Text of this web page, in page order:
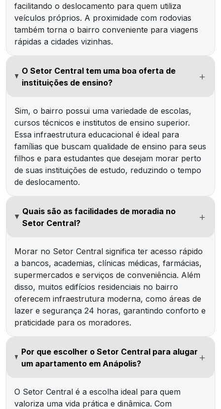
facilitando o deslocamento para quem utiliza
veículos próprios. A proximidade com rodovias
também torna o bairro conveniente para viagens
rápidas a cidades vizinhas.
O Setor Central tem uma boa oferta de
instituições de ensino?
Sim, o bairro possui uma variedade de escolas,
cursos técnicos e institutos de ensino superior.
Essa infraestrutura educacional é ideal para
famílias que buscam qualidade de ensino para seus
filhos e para estudantes que desejam morar perto
de suas instituições de estudo, reduzindo o tempo
de deslocamento.
Quais são as facilidades de moradia no
Setor Central?
Morar no Setor Central significa ter acesso rápido
a bancos, academias, clínicas médicas, farmácias,
supermercados e serviços de conveniência. Além
disso, muitos edifícios residenciais no bairro
oferecem infraestrutura moderna, como áreas de
lazer e segurança 24 horas, garantindo conforto e
praticidade para os moradores.
Por que escolher o Setor Central para alugar
um apartamento em Anápolis?
O Setor Central é a escolha ideal para quem
valoriza uma vida prática e dinâmica. Com